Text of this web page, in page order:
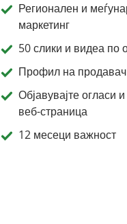
Регионален и
маркетинг
50 слики и видеа по
Профил на продавач
Објавувајте огласи
веб-страница
12 месеци важност